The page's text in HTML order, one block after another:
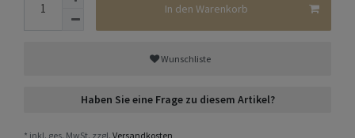
In den Warenkorb
Wunschliste
Haben Sie eine Frage zu diesem Artikel?
* inkl. ges. MwSt. zzgl. Versandkosten